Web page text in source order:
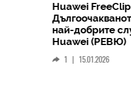
Huawei
най-добрите
Huawei (РЕВЮ)
1 | 15.01.2026